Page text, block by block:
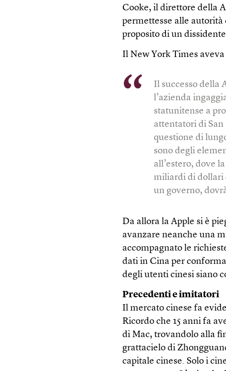
Cooke, il direttore della
permettesse alle autorità
proposito di un
Il New York Times
Il successo della
l’azienda
statunitense a
attentatori di San
questione di
sono degli
all’estero, dove
miliardi di dollari
un governo,
Da allora la Apple si è
avanzare neanche una
accompagnato le
dati in Cina per
degli utenti cinesi siano
Precedenti e imitatori
Il mercato cinese fa
Ricordo che 15 anni fa
di Mac, trovandolo alla
grattacielo di
capitale cinese. Solo i